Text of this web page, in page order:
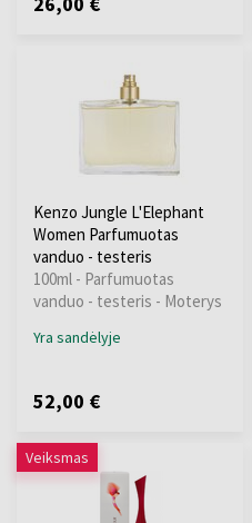
Kenzo Jungle L'Elephant
Women Parfumuotas
vanduo - testeris
100ml - Parfumuotas
vanduo - testeris - Moterys
Yra sandėlyje
52,00 €
Veiksmas